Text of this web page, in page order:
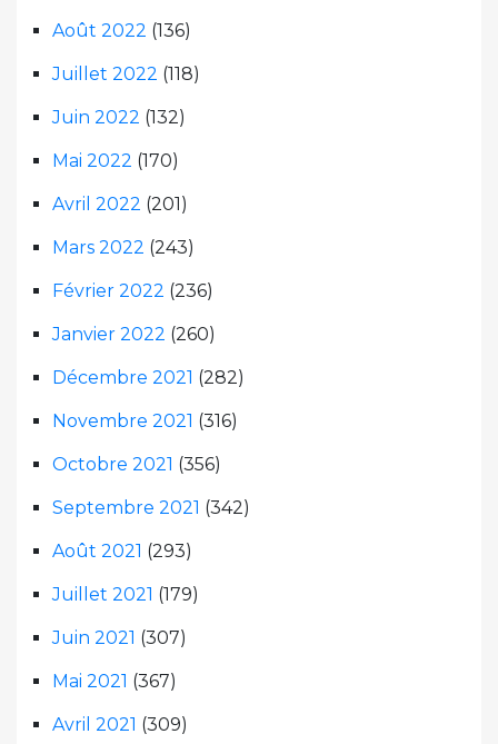
Août 2022 (136)
Juillet 2022 (118)
Juin 2022 (132)
Mai 2022 (170)
Avril 2022 (201)
Mars 2022 (243)
Février 2022 (236)
Janvier 2022 (260)
Décembre 2021 (282)
Novembre 2021 (316)
Octobre 2021 (356)
Septembre 2021 (342)
Août 2021 (293)
Juillet 2021 (179)
Juin 2021 (307)
Mai 2021 (367)
Avril 2021 (309)